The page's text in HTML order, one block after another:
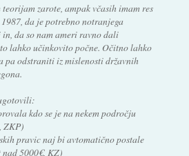
zarote, ampak včasih imam res
da je potrebno notranjega
da so nam ameri ravno dali
lahko učinkovito počne. Očitno lahko
pa odstraniti iz mislenosti državnih
kdo se je na nekem področju
ZKP)
pravic naj bi avtomatično postale
nad 5000€, KZ)